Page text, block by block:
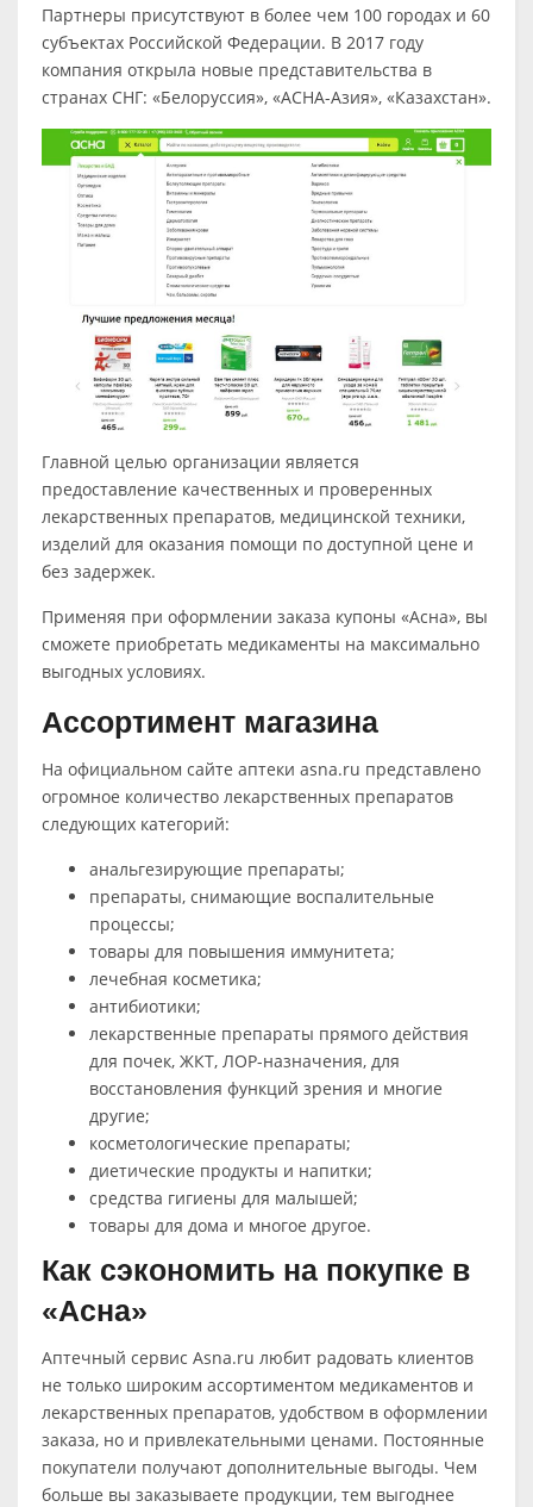
Партнеры присутствуют в более чем 100 городах и 60
субъектах Российской Федерации. В 2017 году
компания открыла новые представительства в
странах СНГ: «Белоруссия», «АСНА-Азия», «Казахстан».
Главной целью организации является
предоставление качественных и проверенных
лекарственных препаратов, медицинской техники,
изделий для оказания помощи по доступной цене и
без задержек.
Применяя при оформлении заказа купоны «Асна», вы
сможете приобретать медикаменты на максимально
выгодных условиях.
Ассортимент магазина
На официальном сайте аптеки asna.ru представлено
огромное количество лекарственных препаратов
следующих категорий:
анальгезирующие препараты;
препараты, снимающие воспалительные
процессы;
товары для повышения иммунитета;
лечебная косметика;
антибиотики;
лекарственные препараты прямого действия
для почек, ЖКТ, ЛОР-назначения, для
восстановления функций зрения и многие
другие;
косметологические препараты;
диетические продукты и напитки;
средства гигиены для малышей;
товары для дома и многое другое.
Как сэкономить на покупке в
«Асна»
Аптечный сервис Asna.ru любит радовать клиентов
не только широким ассортиментом медикаментов и
лекарственных препаратов, удобством в оформлении
заказа, но и привлекательными ценами. Постоянные
покупатели получают дополнительные выгоды. Чем
больше вы заказываете продукции, тем выгоднее